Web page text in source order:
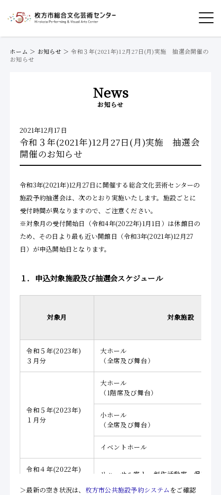
ホーム ＞ お知らせ ＞ 令和３年(2021年)12月27日(月)実施 抽選会開催の
お知らせ
News
お知らせ
2021年12月17日
令和３年(2021年)12月27日(月)実施 抽選会
開催のお知らせ
令和3年(2021年)12月27日に開催する総合文化芸術センターの
施設予約抽選会は、次のとおり実施いたします。施設ごとに
受付時間が異なりますので、ご注意ください。
※対象月の受付開始日（令和4年(2022年)1月1日）は休館日の
ため、その日より最も近い開館日（令和3年(2021年)12月27
日）が申込開始日となります。
１．申込対象施設及び抽選会スケジュール
対象月 対象施設
令和５年(2023年)
３月分
大ホール
（全席及び舞台）
令和５年(2023年)
１月分
大ホール
（1階席及び舞台）
小ホール
（全席及び舞台）
イベントホール
令和４年(2022年)
リハーサル室１、創作活動室、保育室
＞最新の空き状況は、 枚方市公共施設予約システム をご確認